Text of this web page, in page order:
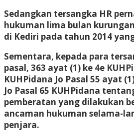
Sedangkan tersangka HR
hukuman lima bulan
di Kediri pada tahun 2014
Sementara, kepada para
pasal, 363 ayat (1) ke 4e
KUHPidana Jo Pasal 55 ayat
Jo Pasal 65 KUHPidana
pemberatan yang dilakukan
ancaman hukuman selama-
penjara.